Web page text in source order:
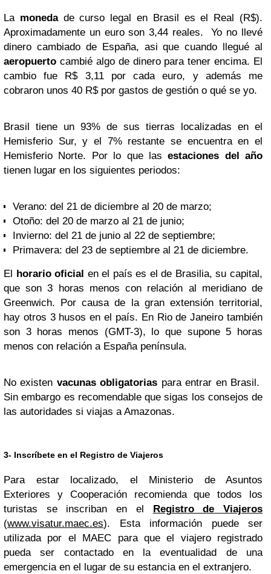
La monedade curso legal en Brasil es el Real (R$).
Aproximadamente un euro son 3,44 reales. Yo no llevé
dinero cambiado de España, asi que cuando llegué al
aeropuerto cambié algo de dinero para tener encima. El
cambio fue R$ 3,11 por cada euro, y además me
cobraron unos 40 R$ por gastos de gestión o qué se yo.
Brasil tiene un 93% de sus tierras localizadas en el
Hemisferio Sur, y el 7% restante se encuentra en el
Hemisferio Norte. Por lo que lasestaciones del año
tienen lugar en los siguientes periodos:
Verano: del 21 de diciembre al 20 de marzo;
Otoño: del 20 de marzo al 21 de junio;
Invierno: del 21 de junio al 22 de septiembre;
Primavera: del 23 de septiembre al 21 de diciembre.
El horario oficial en el país es el de Brasilia, su capital,
que son 3 horas menos con relación al meridiano de
Greenwich. Por causa de la gran extensión territorial,
hay otros 3 husos en el país. En Rio de Janeiro también
son 3 horas menos (GMT-3), lo que supone 5 horas
menos con relación a España península.
No existen vacunas obligatorias para entrar en Brasil.
Sin embargo es recomendable que sigas los consejos de
las autoridades si viajas a Amazonas.
3- Inscríbete en el Registro de Viajeros
Para estar localizado, el Ministerio de Asuntos
Exteriores y Cooperación recomienda que todos los
turistas se inscriban en el
Registro de Viajeros
(www.visatur.maec.es). Esta información puede ser
utilizada por el MAEC para que el viajero registrado
pueda ser contactado en la eventualidad de una
emergencia en el lugar de su estancia en el extranjero.